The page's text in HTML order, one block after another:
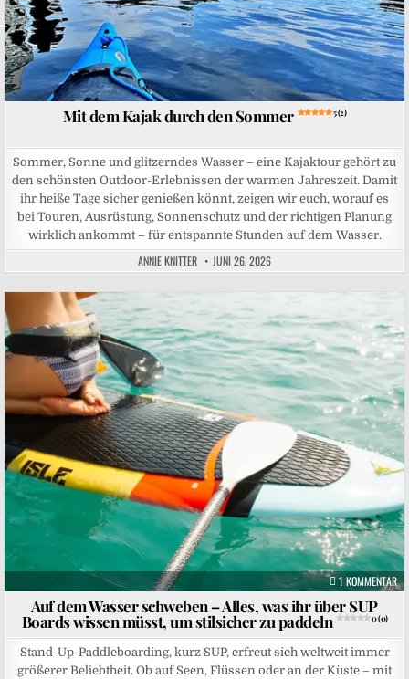
Mit dem Kajak durch den Sommer 5 (2)
Sommer, Sonne und glitzerndes Wasser – eine Kajaktour gehört zu
den schönsten Outdoor-Erlebnissen der warmen Jahreszeit. Damit
ihr heiße Tage sicher genießen könnt, zeigen wir euch, worauf es
bei Touren, Ausrüstung, Sonnenschutz und der richtigen Planung
wirklich ankommt – für entspannte Stunden auf dem Wasser.
ANNIE KNITTER JUNI 26, 2026
1 KOMMENTAR
Posted in
Auf dem Wasser schweben – Alles, was ihr über SUP
Boards wissen müsst, um stilsicher zu paddeln 0 (0)
Stand-Up-Paddleboarding, kurz SUP, erfreut sich weltweit immer
größerer Beliebtheit. Ob auf Seen, Flüssen oder an der Küste – mit